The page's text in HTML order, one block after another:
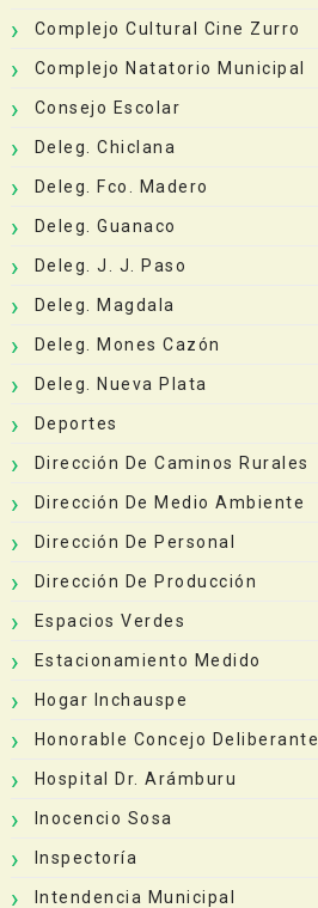
Complejo Cultural Cine Zurro
Complejo Natatorio Municipal
Consejo Escolar
Deleg. Chiclana
Deleg. Fco. Madero
Deleg. Guanaco
Deleg. J. J. Paso
Deleg. Magdala
Deleg. Mones Cazón
Deleg. Nueva Plata
Deportes
Dirección De Caminos Rurales
Dirección De Medio Ambiente
Dirección De Personal
Dirección De Producción
Espacios Verdes
Estacionamiento Medido
Hogar Inchauspe
Honorable Concejo Deliberante
Hospital Dr. Arámburu
Inocencio Sosa
Inspectoría
Intendencia Municipal